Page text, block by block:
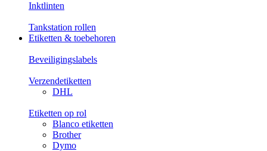
Inktlinten
Tankstation rollen
Etiketten & toebehoren
Beveiligingslabels
Verzendetiketten
DHL
Etiketten op rol
Blanco etiketten
Brother
Dymo